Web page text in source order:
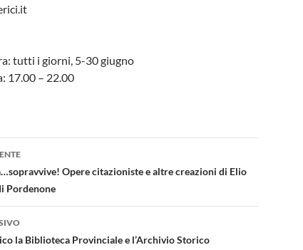
tutti i giorni, 5-30 giugno
17.00 – 22.00
Opere citazioniste e altre creazioni di Elio
Pordenone
la Biblioteca Provinciale e l’Archivio Storico